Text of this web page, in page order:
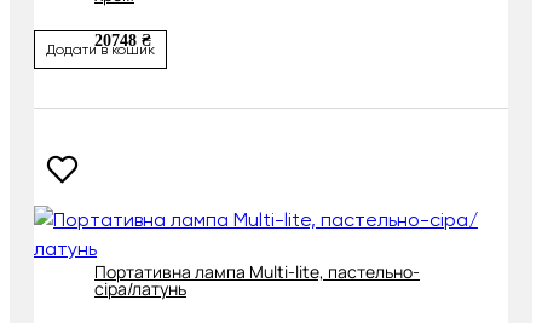
20748 ₴
Додати в кошик
Портативна лампа Multi-lite, пастельно-
сіра/латунь